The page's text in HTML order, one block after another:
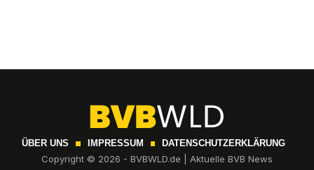
ÜBER UNS IMPRESSUM DATENSCHUTZERKLÄRUNG
Copyright © 2026 - BVBWLD.de | Aktuelle BVB News